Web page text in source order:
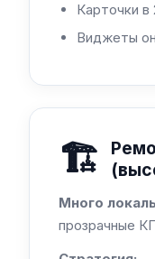
Карточки
Виджеты
🏗️
Много
прозрачные